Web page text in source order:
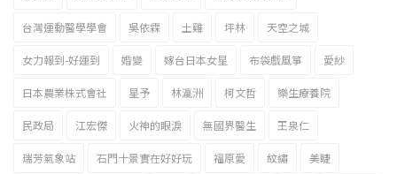
台灣運動醫學學會 吳依霖 土雞 坪林 天空之城
女力報到-好運到 婚變 嫁台日本女星 布袋戲風箏 愛紗
日本農業株式會社 星予 林瀛洲 柯文哲 樂生療養院
民政局 江宏傑 火神的眼淚 無國界醫生 王泉仁
瑞芳氣象站 石門十景實在好好玩 福原愛 紋繡 美睫